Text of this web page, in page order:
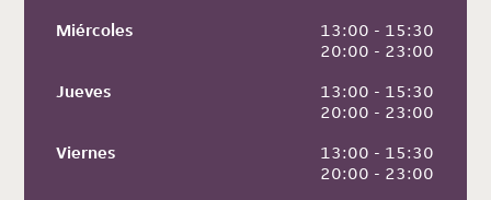
Miércoles
13:00 - 15:30
20:00 - 23:00
Jueves
13:00 - 15:30
20:00 - 23:00
Viernes
13:00 - 15:30
20:00 - 23:00